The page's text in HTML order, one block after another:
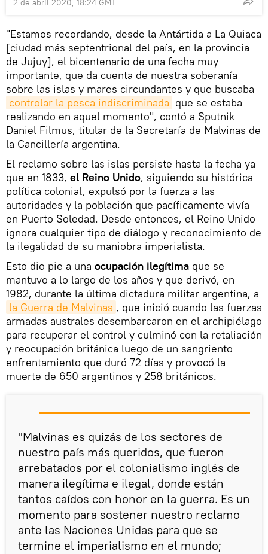
2 de abril 2020, 18:24 GMT
"Estamos recordando, desde la Antártida a La Quiaca
[ciudad más septentrional del país, en la provincia
de Jujuy], el bicentenario de una fecha muy
importante, que da cuenta de nuestra soberanía
sobre las islas y mares circundantes y que buscaba
controlar la pesca indiscriminada que se estaba
realizando en aquel momento", contó a Sputnik
Daniel Filmus, titular de la Secretaría de Malvinas de
la Cancillería argentina.
El reclamo sobre las islas persiste hasta la fecha ya
que en 1833, el Reino Unido, siguiendo su histórica
política colonial, expulsó por la fuerza a las
autoridades y la población que pacíficamente vivía
en Puerto Soledad. Desde entonces, el Reino Unido
ignora cualquier tipo de diálogo y reconocimiento de
la ilegalidad de su maniobra imperialista.
Esto dio pie a una ocupación ilegítima que se
mantuvo a lo largo de los años y que derivó, en
1982, durante la última dictadura militar argentina, a
la Guerra de Malvinas , que inició cuando las fuerzas
armadas australes desembarcaron en el archipiélago
para recuperar el control y culminó con la retaliación
y reocupación británica luego de un sangriento
enfrentamiento que duró 72 días y provocó la
muerte de 650 argentinos y 258 británicos.
"Malvinas es quizás de los sectores de
nuestro país más queridos, que fueron
arrebatados por el colonialismo inglés de
manera ilegítima e ilegal, donde están
tantos caídos con honor en la guerra. Es un
momento para sostener nuestro reclamo
ante las Naciones Unidas para que se
termine el imperialismo en el mundo;